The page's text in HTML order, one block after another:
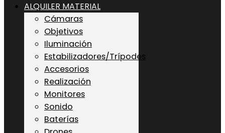
ALQUILER MATERIAL
Cámaras
Objetivos
Iluminación
Estabilizadores/Trípodes
Accesorios
Realización
Monitores
Sonido
Baterías